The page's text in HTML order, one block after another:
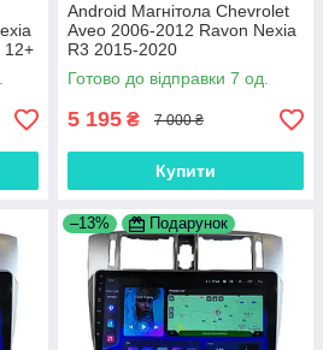
12+
Android Магнітола Chevrolet
Aveo 2006-2012 Ravon Nexia
R3 2015-2020
Готово до відправки 7 од.
5 195 ₴ 7 000 ₴
Купити
–13% Подарунок